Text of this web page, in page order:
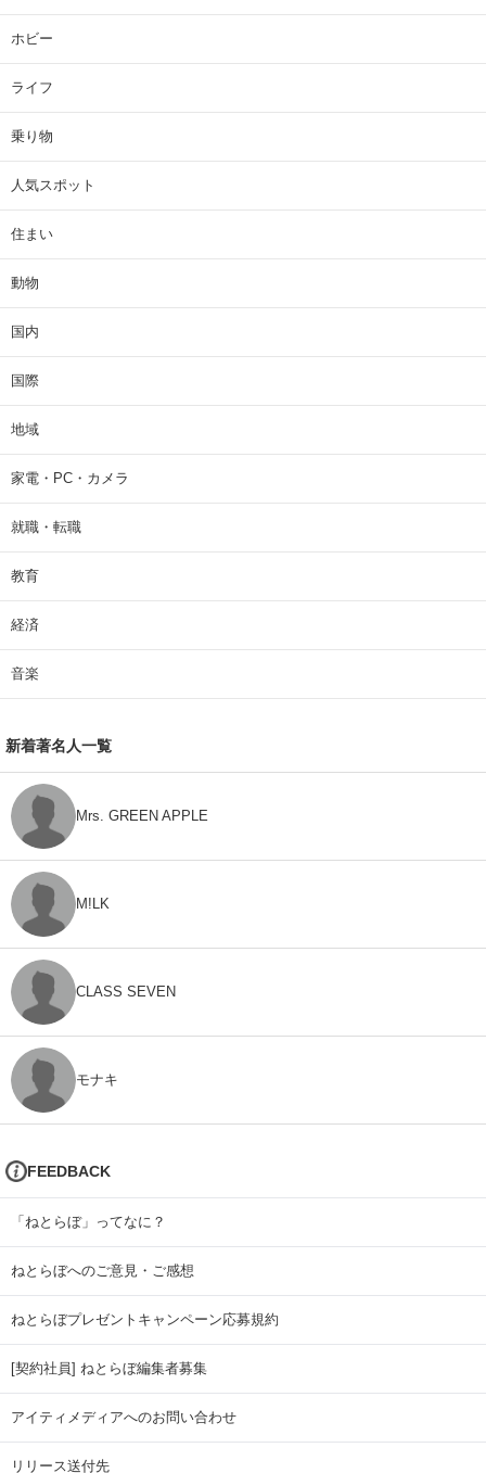
ホビー
ライフ
乗り物
人気スポット
住まい
動物
国内
国際
地域
家電・PC・カメラ
就職・転職
教育
経済
音楽
新着著名人一覧
Mrs. GREEN APPLE
M!LK
CLASS SEVEN
モナキ
FEEDBACK
「ねとらぼ」ってなに？
ねとらぼへのご意見・ご感想
ねとらぼプレゼントキャンペーン応募規約
[契約社員] ねとらぼ編集者募集
アイティメディアへのお問い合わせ
リリース送付先